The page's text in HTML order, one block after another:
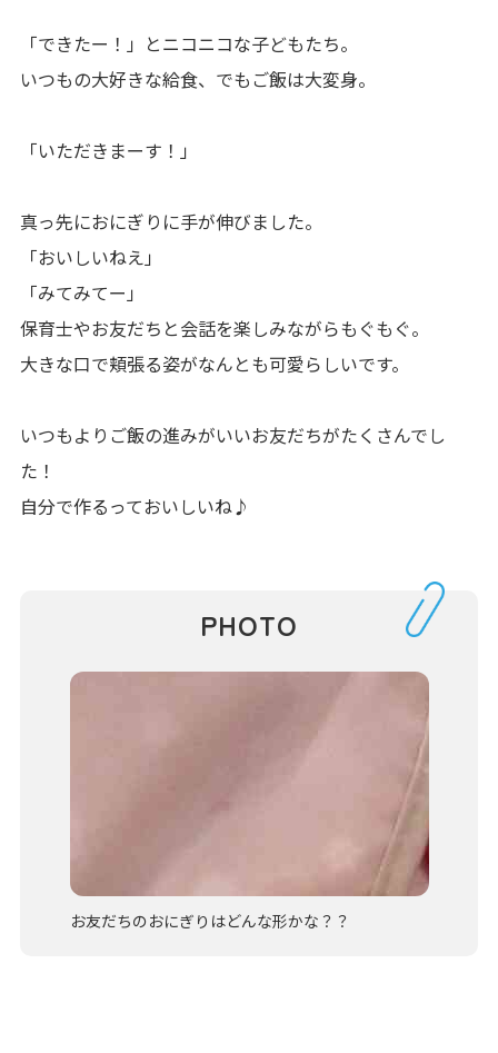
「できたー！」とニコニコな子どもたち。
いつもの大好きな給食、でもご飯は大変身。
「いただきまーす！」
真っ先におにぎりに手が伸びました。
「おいしいねえ」
「みてみてー」
保育士やお友だちと会話を楽しみながらもぐもぐ。
大きな口で頬張る姿がなんとも可愛らしいです。
いつもよりご飯の進みがいいお友だちがたくさんでし
た！
自分で作るっておいしいね♪
PHOTO
お友だちのおにぎりはどんな形かな？？